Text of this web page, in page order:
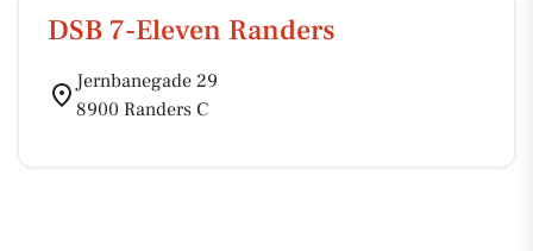
DSB 7-Eleven Randers
Jernbanegade 29
8900 Randers C